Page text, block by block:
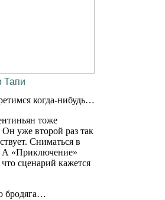
Тапи
когда-нибудь…
тоже
уже второй раз так
Сниматься в
А «Приключение»
сценарий кажется
бродяга…